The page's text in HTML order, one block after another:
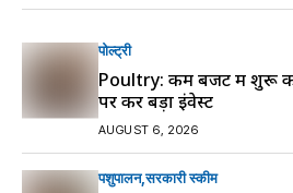
पोल्ट्री
Poultry: कम बजट में शुरू
पर करें बड़ा इंवेस्ट
AUGUST 6, 2026
पशुपालन सरकारी स्की‍म